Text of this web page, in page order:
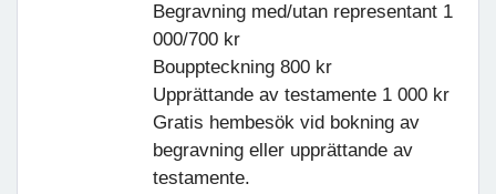
Begravning med/utan representant 1
000/700 kr
Bouppteckning 800 kr
Upprättande av testamente 1 000 kr
Gratis hembesök vid bokning av
begravning eller upprättande av
testamente.